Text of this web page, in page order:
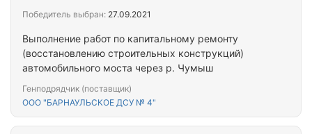
Выполнение работ по капитальному ремонту
(восстановлению строительных конструкций)
автомобильного моста через р. Чумыш
Генподрядчик (поставщик)
ООО "БАРНАУЛЬСКОЕ ДСУ № 4"
Победитель выбран: 27.09.2021